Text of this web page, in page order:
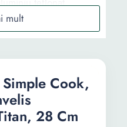
Cook,
28 Cm
28x9 cm
Thermo-Signal,
din titan, 28
Granit, 32 cm,